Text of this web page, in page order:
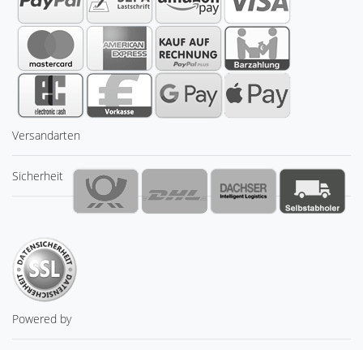
Versandarten
Sicherheit
Powered by